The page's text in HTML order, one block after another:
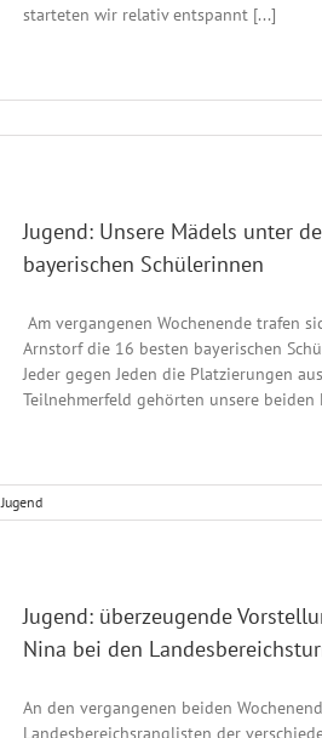
starteten wir relativ entspannt [...]
Jugend: Unsere Mädels unter
bayerischen Schülerinnen
Am vergangenen Wochenende trafen
Arnstorf die 16 besten bayerischen
Jeder gegen Jeden die Platzierungen
Teilnehmerfeld gehörten unsere beiden
Jugend
Jugend: überzeugende
Nina bei den
An den vergangenen beiden
Landesbereichsranglisten der